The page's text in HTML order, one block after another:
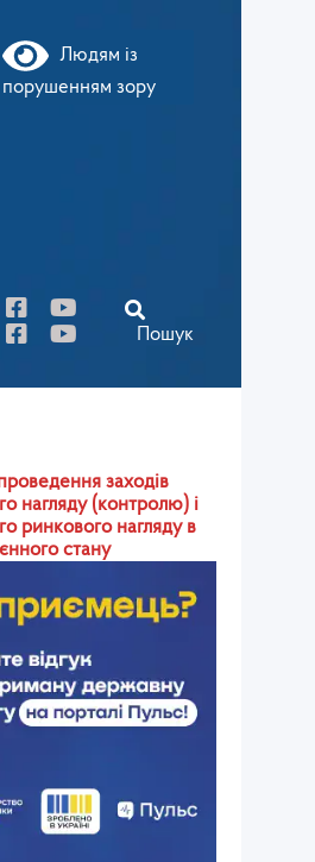
Людям із
порушенням зору
Пошук
заходів
нагляду (контролю) і
ринкового нагляду в
стану